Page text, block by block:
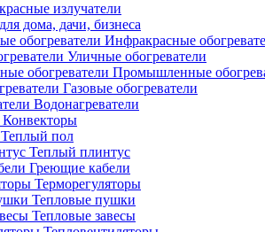
излучатели
дома, дачи, бизнеса
Инфракрасные
Уличные обогреватели
Промышленные
Газовые обогреватели
Водонагреватели
Конвекторы
Теплый пол
Теплый плинтус
Греющие кабели
Терморегуляторы
Тепловые пушки
Тепловые завесы